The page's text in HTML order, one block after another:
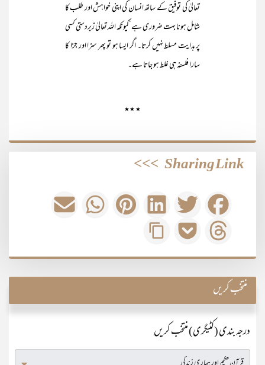
تعالیٰ کی توفیق کے ساتھ انسان کی اپنی خواہش اور طلب کا
شامل ہونا بہت ضروری ہے‘کیونکہ اللہ تعالیٰ زبردستی کسی
پر ہدایت مسلط نہیں کرتا۔ اگر ایسا ہو تو پھر سزا اور جزا کا
سارا فلسفہ ہی غلط ہو جاتا ہے۔
٭ ٭٭
Sharing Link
>>>
منتخب کریں
درجہ بندی (کٹیگری) منتخب کریں